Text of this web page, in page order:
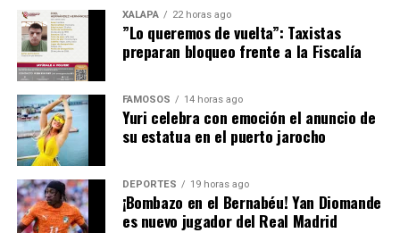
XALAPA 22 horas ago
​”Lo queremos de vuelta”: Taxistas
preparan bloqueo frente a la Fiscalía
FAMOSOS 14 horas ago
Yuri celebra con emoción el anuncio de
su estatua en el puerto jarocho
DEPORTES 19 horas ago
​¡Bombazo en el Bernabéu! Yan Diomande
es nuevo jugador del Real Madrid